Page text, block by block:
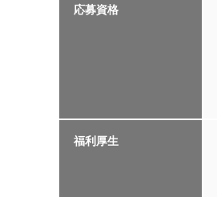
応募資格
福利厚生